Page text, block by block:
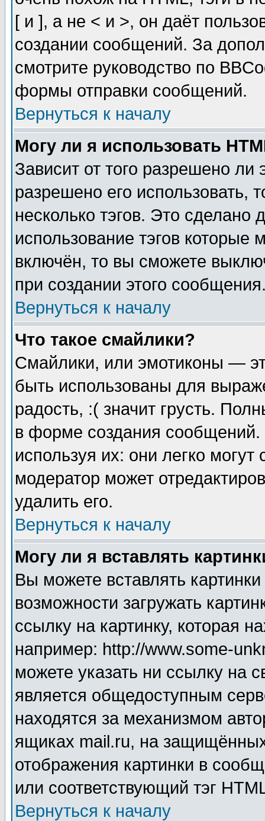
[ и ], а не < и >, он даёт
создании сообщений. За
смотрите руководство по
формы отправки сообщений.
Вернуться к началу
Могу ли я использовать
Зависит от того разрешено
разрешено его использовать,
несколько тэгов. Это сделано
использование тэгов
включён, то вы сможете
при создании этого
Вернуться к началу
Что такое смайлики?
Смайлики, или эмотиконы —
быть использованы для
радость, :( значит грусть.
в форме создания сообщений.
используя их: они легко
модератор может
удалить его.
Вернуться к началу
Могу ли я вставлять
Вы можете вставлять
возможности загружать
ссылку на картинку, которая
например: http://www.some-
можете указать ни ссылку на
является общедоступным
находятся за механизмом
ящиках mail.ru, на
отображения картинки в
или соответствующий тэг
Вернуться к началу